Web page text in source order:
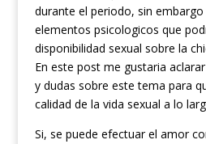
durante el periodo, sin
elementos psicologicos que
disponibilidad sexual sobre la
En este post me gustaria
y dudas sobre este tema para
calidad de la vida sexual a lo
Si, se puede efectuar el amor